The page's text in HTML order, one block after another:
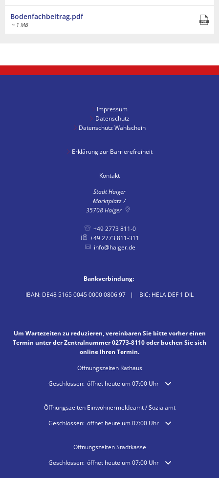
Bodenfachbeitrag.pdf
~ 1 MB
Impressum
Datenschutz
Datenschutz Wahlschein
Erklärung zur Barrierefreiheit
Kontakt
Stadt Haiger
Marktplatz 7
35708 Haiger
+49 2773 811-0
+49 2773 811-311
info@haiger.de
Bankverbindung:
IBAN: DE48 5165 0045 0000 0806 97 | BIC: HELA DEF 1 DIL
Um Wartezeiten zu reduzieren, vereinbaren Sie bitte vorher einen
Termin unter der Zentralnummer 02773-8110 oder buchen Sie sich
online Ihren Termin.
Öffnungszeiten Rathaus
Klicken, um weitere Öffnungs- oder Schließzeiten
Geschlossen: öffnet heute um 07:00 Uhr
Öffnungszeiten Einwohnermeldeamt / Sozialamt
Klicken, um weitere Öffnungs- oder Schließzeiten
Geschlossen: öffnet heute um 07:00 Uhr
Öffnungszeiten Stadtkasse
Klicken, um weitere Öffnungs- oder Schließzeiten
Geschlossen: öffnet heute um 07:00 Uhr